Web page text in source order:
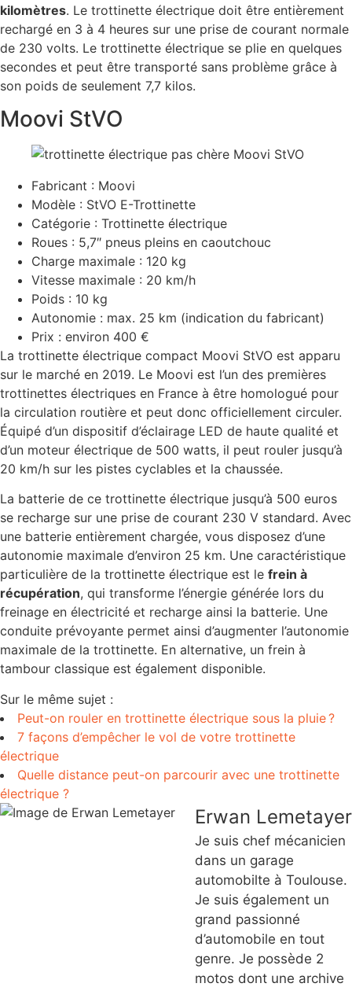
kilomètres. Le trottinette électrique doit être entièrement
rechargé en 3 à 4 heures sur une prise de courant normale
de 230 volts. Le trottinette électrique se plie en quelques
secondes et peut être transporté sans problème grâce à
son poids de seulement 7,7 kilos.
Moovi StVO
Fabricant : Moovi
Modèle : StVO E-Trottinette
Catégorie : Trottinette électrique
Roues : 5,7″ pneus pleins en caoutchouc
Charge maximale : 120 kg
Vitesse maximale : 20 km/h
Poids : 10 kg
Autonomie : max. 25 km (indication du fabricant)
Prix : environ 400 €
La trottinette électrique compact Moovi StVO est apparu
sur le marché en 2019. Le Moovi est l’un des premières
trottinettes électriques en France à être homologué pour
la circulation routière et peut donc officiellement circuler.
Équipé d’un dispositif d’éclairage LED de haute qualité et
d’un moteur électrique de 500 watts, il peut rouler jusqu’à
20 km/h sur les pistes cyclables et la chaussée.
La batterie de ce trottinette électrique jusqu’à 500 euros
se recharge sur une prise de courant 230 V standard. Avec
une batterie entièrement chargée, vous disposez d’une
autonomie maximale d’environ 25 km. Une caractéristique
particulière de la trottinette électrique est le frein à
récupération, qui transforme l’énergie générée lors du
freinage en électricité et recharge ainsi la batterie. Une
conduite prévoyante permet ainsi d’augmenter l’autonomie
maximale de la trottinette. En alternative, un frein à
tambour classique est également disponible.
Sur le même sujet :
Peut-on rouler en trottinette électrique sous la pluie ?
7 façons d’empêcher le vol de votre trottinette
électrique
Quelle distance peut-on parcourir avec une trottinette
électrique ?
Erwan Lemetayer
Je suis chef mécanicien
dans un garage
automobilte à Toulouse.
Je suis également un
grand passionné
d’automobile en tout
genre. Je possède 2
motos dont une archive